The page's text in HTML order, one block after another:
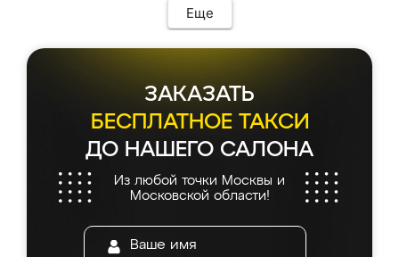
Еще
ЗАКАЗАТЬ
БЕСПЛАТНОЕ ТАКСИ
ДО НАШЕГО САЛОНА
Из любой точки Москвы и
Московской области!